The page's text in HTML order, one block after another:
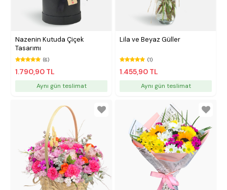
Nazenin Kutuda Çiçek
Tasarımı
(6)
1.790,90 TL
Aynı gün teslimat
Lila ve Beyaz Güller
(1)
1.455,90 TL
Aynı gün teslimat